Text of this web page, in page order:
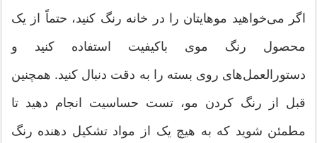
اگر می‌خواهید موهایتان را در خانه رنگ کنید، حتماً از یک
محصول رنگ موی باکیفیت استفاده کنید و
دستورالعمل‌های روی بسته را به دقت دنبال کنید. همچنین
قبل از رنگ کردن مو، تست حساسیت انجام دهید تا
مطمئن شوید که به هیچ یک از مواد تشکیل دهنده رنگ